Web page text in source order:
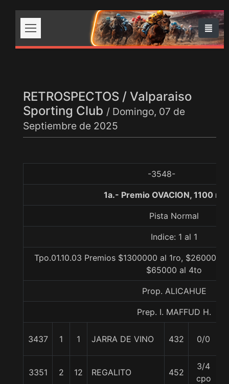
RETROSPECTOS / Valparaiso
Sporting Club / Domingo, 07 de
Septiembre de 2025
-3548-
1a.- Premio OVACION, 1100
Pista Normal
Indice: 1 al 1
Tpo.01.10.03 Premios $1300000 al 1ro, $260000
$65000 al 4to
Prop. ALICAHUE
Prep. I. MAFFUD H.
3437 1 1 JARRA DE VINO 432 0/0
3351 2 12 REGALITO 452
3/4
cpo